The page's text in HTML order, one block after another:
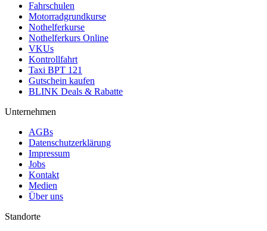
Fahrschulen
Motorradgrundkurse
Nothelferkurse
Nothelferkurs Online
VKUs
Kontrollfahrt
Taxi BPT 121
Gutschein kaufen
BLINK Deals & Rabatte
Unternehmen
AGBs
Datenschutzerklärung
Impressum
Jobs
Kontakt
Medien
Über uns
Standorte